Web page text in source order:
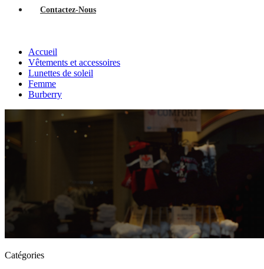
Contactez-Nous
Accueil
Vêtements et accessoires
Lunettes de soleil
Femme
Burberry
Catégories